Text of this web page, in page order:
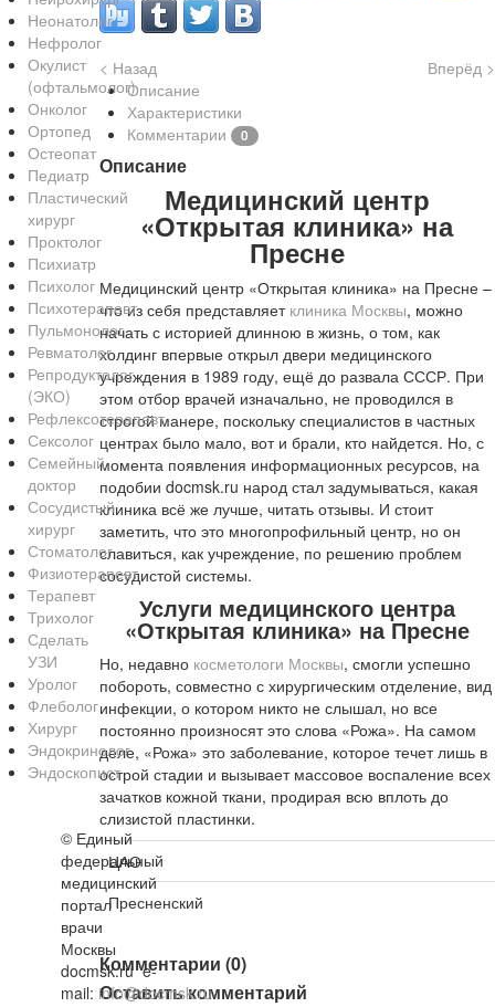
< Назад
Вперёд >
Описание
Характеристики
Комментарии
0
Описание
Медицинский центр
«Открытая клиника» на
Пресне
Медицинский центр «Открытая клиника» на Пресне –
что из себя представляет клиника Москвы, можно
начать с историей длинною в жизнь, о том, как
холдинг впервые открыл двери медицинского
учреждения в 1989 году, ещё до развала СССР. При
этом отбор врачей изначально, не проводился в
строгой манере, поскольку специалистов в частных
центрах было мало, вот и брали, кто найдется. Но, с
момента появления информационных ресурсов, на
подобии docmsk.ru народ стал задумываться, какая
клиника всё же лучше, читать отзывы. И стоит
заметить, что это многопрофильный центр, но он
славиться, как учреждение, по решению проблем
сосудистой системы.
Услуги медицинского центра
«Открытая клиника» на Пресне
Но, недавно косметологи Москвы, смогли успешно
побороть, совместно с хирургическим отделение, вид
инфекции, о котором никто не слышал, но все
постоянно произносят это слова «Рожа». На самом
деле, «Рожа» это заболевание, которое течет лишь в
острой стадии и вызывает массовое воспаление всех
зачатков кожной ткани, продирая всю вплоть до
слизистой пластинки.
ЦАО
Пресненский
Комментарии (0)
Оставить комментарий
Неонатолог
Нефролог
Окулист
(офтальмолог)
Онколог
Ортопед
Остеопат
Педиатр
Пластический
хирург
Проктолог
Психиатр
Психолог
Психотерапевт
Пульмонолог
Ревматолог
Репродуктолог
(ЭКО)
Рефлексотерапевт
Сексолог
Семейный
доктор
Сосудистый
хирург
Стоматолог
Физиотерапевт
Терапевт
Трихолог
Сделать
УЗИ
Уролог
Флеболог
Хирург
Эндокринолог
Эндоскопист
© Единый
федеральный
медицинский
портал
врачи
Москвы
docmsk.rue-
mail: info@docmsk.ru